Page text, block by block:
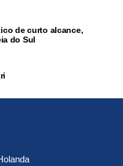
de curto alcance,
do Sul